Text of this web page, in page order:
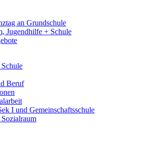
an Grundschule
Jugendhilfe + Schule
Beruf
I und Gemeinschaftsschule